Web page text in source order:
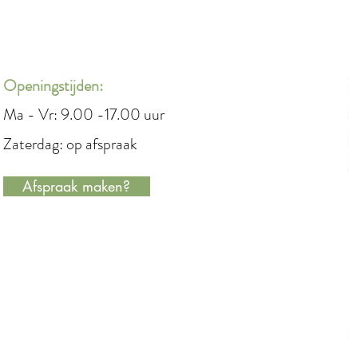
Openingstijden:
Ma - Vr: 9.00 -17.00 uur
Zaterdag: op afspraak
Afspraak maken?